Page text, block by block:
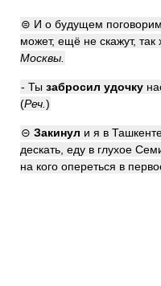
⊜ И о будущем
может, ещё не скажут, так
Москвы.
- Ты забросил удочку
(Реч. )
⊝ Закинул и я в
дескать, еду в глухое
на кого опереться в